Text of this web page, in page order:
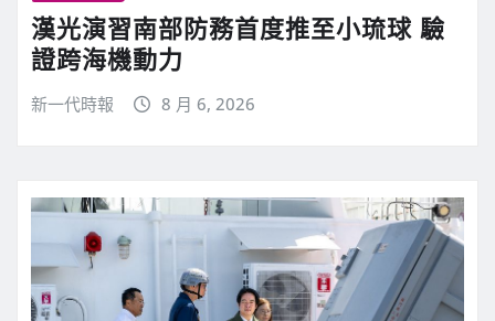
漢光演習南部防務首度推至小琉球 驗
證跨海機動力
新一代時報 8 月 6, 2026